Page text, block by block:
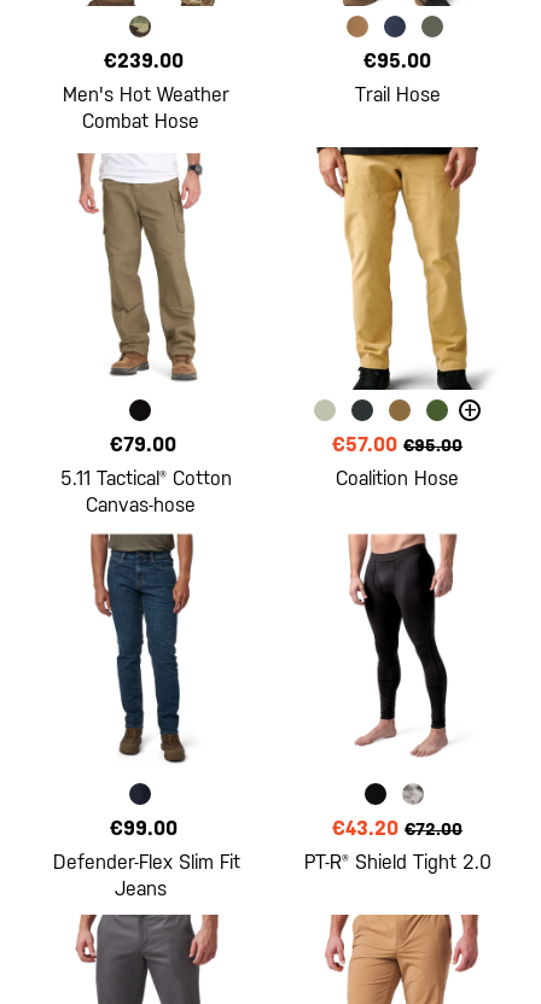
€239.00
Men's Hot Weather
Combat Hose
€95.00
Trail Hose
€79.00
5.11 Tactical® Cotton
Canvas-hose
+
€57.00 €95.00
Coalition Hose
€99.00
Defender-Flex Slim Fit
Jeans
€43.20 €72.00
PT-R® Shield Tight 2.0